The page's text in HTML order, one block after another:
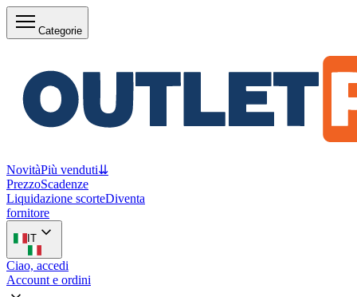
Categorie
NovitàPiù venduti⇊
PrezzoScadenze
Liquidazione scorteDiventa
fornitore
IT
Ciao, accedi
Account e ordini